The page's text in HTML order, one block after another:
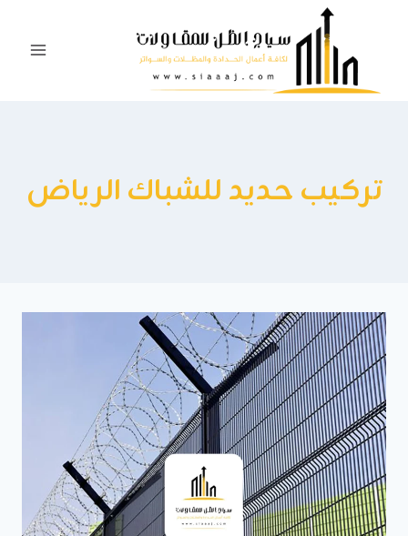
المحتوى
تركيب حديد للشباك الرياض